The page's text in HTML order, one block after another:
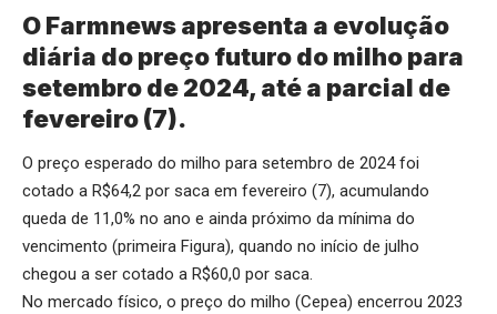
O Farmnews apresenta a evolução
diária do preço futuro do milho para
setembro de 2024, até a parcial de
fevereiro (7).
O preço esperado do milho para setembro de 2024 foi
cotado a R$64,2 por saca em fevereiro (7), acumulando
queda de 11,0% no ano e ainda próximo da mínima do
vencimento (primeira Figura), quando no início de julho
chegou a ser cotado a R$60,0 por saca.
No mercado físico, o preço do milho (Cepea) encerrou 2023